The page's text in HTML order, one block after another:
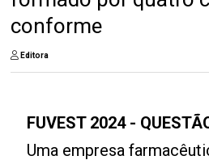
conforme
Editora
FUVEST 2024 -
Uma empresa